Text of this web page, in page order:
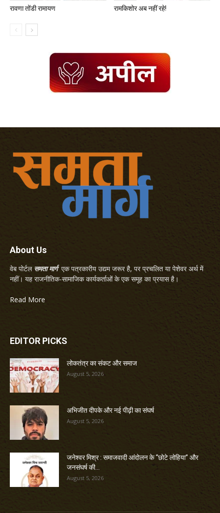
रावणा तोंडी रामायण रामकिशोर अब नहीं रहे!
About Us
वेब पोर्टल समता मार्गएक पत्रकारीय उद्यम जरूर है, पर प्रचलित या पेशेवर अर्थ में
नहीं। यह राजनीतिक-सामाजिक कार्यकर्ताओं के एक समूह का प्रयास है।
Read More
EDITOR PICKS
लोकतंत्र का संकट और समाज
August 5, 2026
अभिजीत दीपके और नई पीढ़ी का संघर्ष
August 5, 2026
जनेश्वर मिश्र : समाजवादी आंदोलन के “छोटे लोहिया” और
जनसंघर्ष की...
August 5, 2026